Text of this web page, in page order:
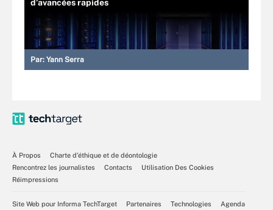
d’avancées rapides
Par: Yann Serra
À Propos
Charte d’éthique et de déontologie
Rencontrez les journalistes
Contacts
Utilisation Des Cookies
Réimpressions
Site Web pour Informa TechTarget Partenaires Technologies Agenda